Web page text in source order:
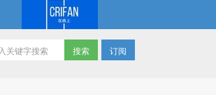
订阅